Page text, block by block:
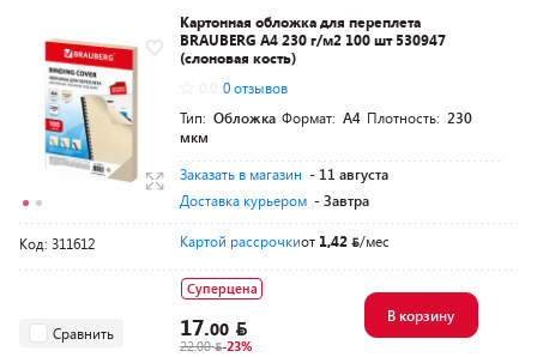
Картонная обложка для переплета
BRAUBERG A4 230 г/м2 100 шт 530947
(слоновая кость)
0 отзывов
Тип: Обложка Формат: A4 Плотность: 230
мкм
Заказать в магазин - 11 августа
Доставка курьером - Завтра
Код: 311612 Картой рассрочкиот 1,42 /мес
Сравнить
Суперцена
17.00
22.00 -23%
В корзину